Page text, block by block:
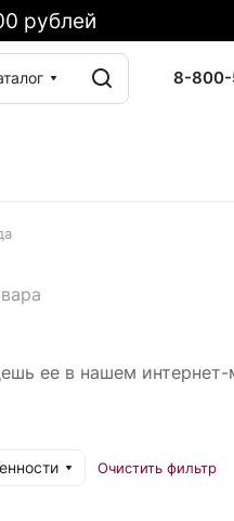
рублей
8-800-
ее в нашем
Очистить фильтр